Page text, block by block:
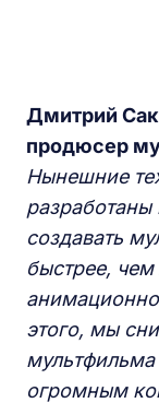
Дмитрий
продюсер
Нынешние
создавать
быстрее,
этого, мы
мультфильма
огромным